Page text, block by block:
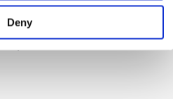
Deny
caratteristiche: